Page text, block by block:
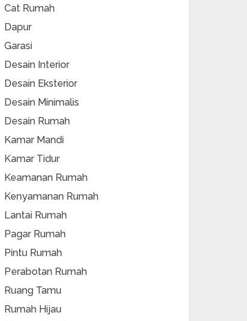
Cat Rumah
Dapur
Garasi
Desain Interior
Desain Eksterior
Desain Minimalis
Desain Rumah
Kamar Mandi
Kamar Tidur
Keamanan Rumah
Kenyamanan Rumah
Lantai Rumah
Pagar Rumah
Pintu Rumah
Perabotan Rumah
Ruang Tamu
Rumah Hijau